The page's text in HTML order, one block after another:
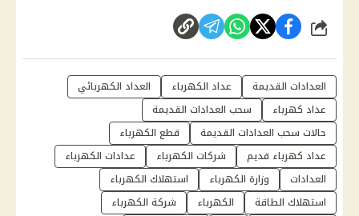
شارك
العدادات القديمة عداد الكهرباء
العداد الكهربائي
عداد كهرباء
سحب العدادات القديمة
حالات سحب العدادات القديمة
قطع الكهرباء
عداد كهرباء قديم
شركات الكهرباء
عدادات الكهرباء
العدادات
وزارة الكهرباء
استهلاك الكهرباء
استهلاك الطاقة
الكهرباء
شركة الكهرباء